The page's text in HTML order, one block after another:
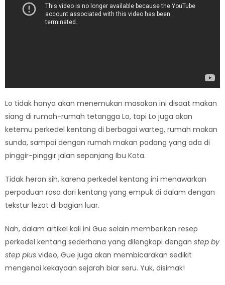
Lo tidak hanya akan menemukan masakan ini disaat makan
siang di rumah-rumah tetangga Lo, tapi Lo juga akan
ketemu perkedel kentang di berbagai warteg, rumah makan
sunda, sampai dengan rumah makan padang yang ada di
pinggir-pinggir jalan sepanjang Ibu Kota.
Tidak heran sih, karena perkedel kentang ini menawarkan
perpaduan rasa dari kentang yang empuk di dalam dengan
tekstur lezat di bagian luar.
Nah, dalam artikel kali ini Gue selain memberikan resep
perkedel kentang sederhana yang dilengkapi dengan step by
step plus video, Gue juga akan membicarakan sedikit
mengenai kekayaan sejarah biar seru. Yuk, disimak!